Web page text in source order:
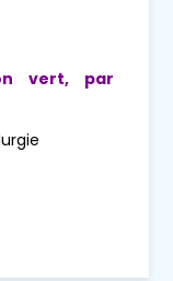
vert, par